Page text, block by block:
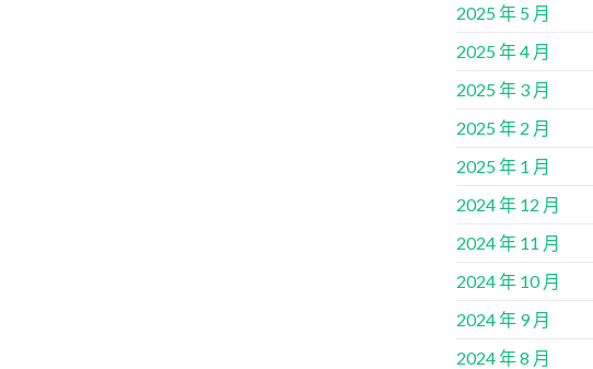
2025 年 5 月
2025 年 4 月
2025 年 3 月
2025 年 2 月
2025 年 1 月
2024 年 12 月
2024 年 11 月
2024 年 10 月
2024 年 9 月
2024 年 8 月